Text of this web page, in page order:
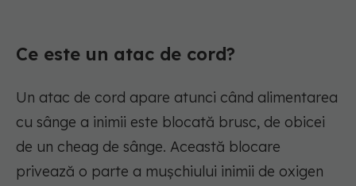
Ce este un atac de cord?
Un atac de cord apare atunci când alimentarea
cu sânge a inimii este blocată brusc, de obicei
de un cheag de sânge. Această blocare
privează o parte a mușchiului inimii de oxigen